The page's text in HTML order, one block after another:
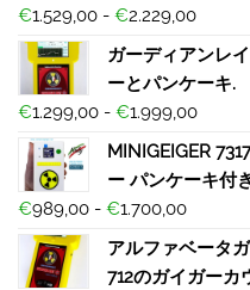
€1.529,00 - €2.229,00
ガーディアンレ
ーとパンケーキ.
€1.299,00 - €1.999,00
MINIGEIGER
ー パンケーキ付
€989,00 - €1.700,00
アルファベータ
712のガイガーカ